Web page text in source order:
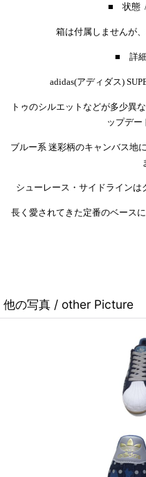
■ 状態
箱は付属しませんが
■ 詳
adidas(アディダス)
トゥのシルエットなどが多少異
ップデー
ブルー系 迷彩柄のキャンバス地
シューレース・サイドラインは
長く愛されてきた定番のベース
他の写真 / other Picture